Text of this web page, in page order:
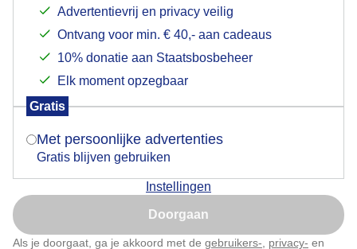
Advertentievrij en privacy veilig
Ontvang voor min. € 40,- aan cadeaus
10% donatie aan Staatsbosbeheer
Elk moment opzegbaar
Gratis
Met persoonlijke advertenties
Gratis blijven gebruiken
Instellingen
Doorgaan
Als je doorgaat, ga je akkoord met de gebruikers- privacy- en
Wolken en Zon vanmiddag om 17:28 bij Arnemuiden
Door: Kees Marijs Gemaakt: 04-06-2026, 32x bekeken
Indien je hier nog geen akkoord op hebt gegeven,
verschijnt er zo een pop-up uit je browser waarin
Is goed, toon de popup
Nu niet, misschien later
Klik hierom dit aan te passen